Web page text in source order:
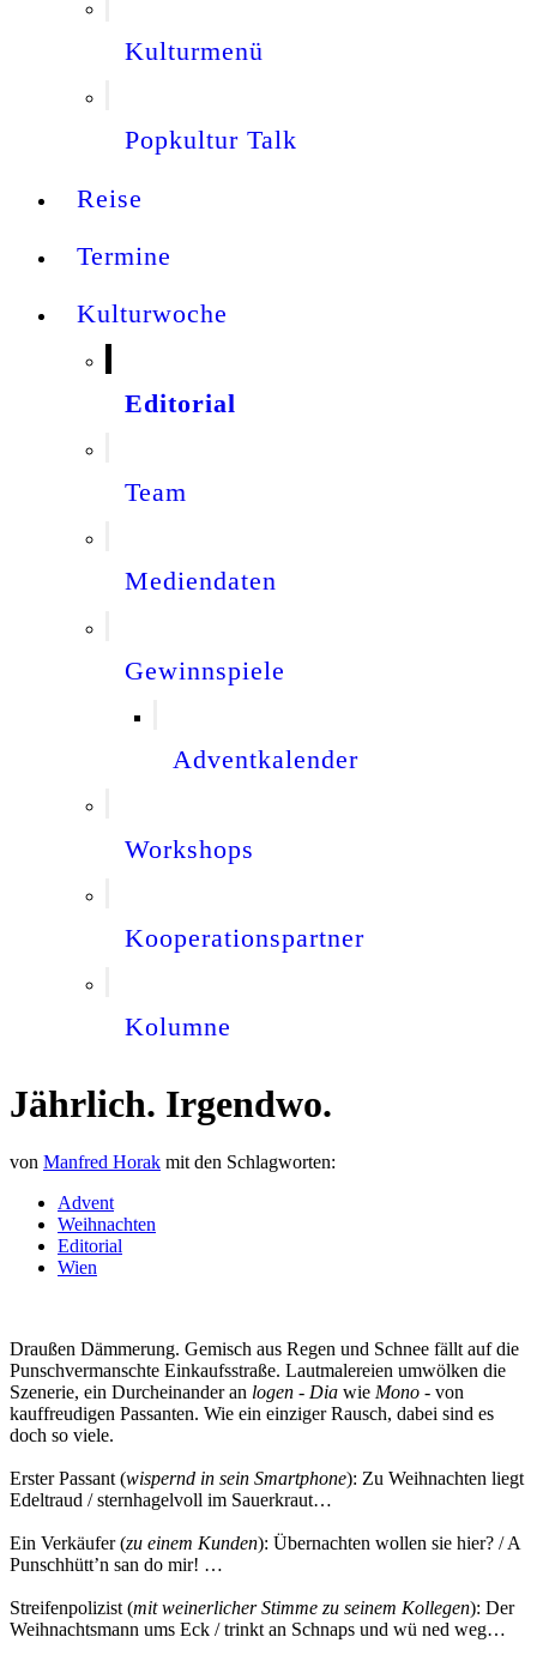
Kulturmenü
Popkultur Talk
Reise
Termine
Kulturwoche
Editorial
Team
Mediendaten
Gewinnspiele
Adventkalender
Workshops
Kooperationspartner
Kolumne
Jährlich. Irgendwo.
von Manfred Horak mit den Schlagworten:
Advent
Weihnachten
Editorial
Wien
Draußen Dämmerung. Gemisch aus Regen und Schnee fällt auf die
Punschvermanschte Einkaufsstraße. Lautmalereien umwölken die
Szenerie, ein Durcheinander an logen - Dia wie Mono - von
kauffreudigen Passanten. Wie ein einziger Rausch, dabei sind es
doch so viele.
Erster Passant (wispernd in sein Smartphone): Zu Weihnachten liegt
Edeltraud / sternhagelvoll im Sauerkraut…
Ein Verkäufer (zu einem Kunden): Übernachten wollen sie hier? / A
Punschhütt’n san do mir! …
Streifenpolizist (mit weinerlicher Stimme zu seinem Kollegen): Der
Weihnachtsmann ums Eck / trinkt an Schnaps und wü ned weg…